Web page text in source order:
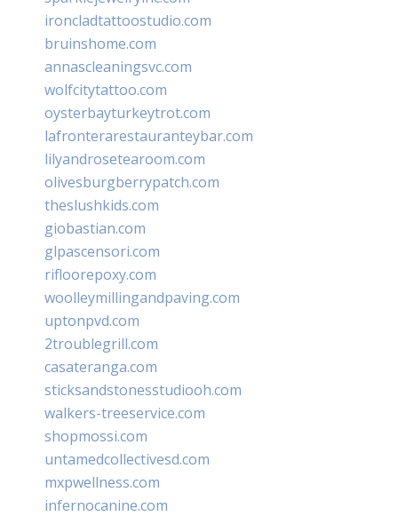
ironcladtattoostudio.com
bruinshome.com
annascleaningsvc.com
wolfcitytattoo.com
oysterbayturkeytrot.com
lafronterarestauranteybar.com
lilyandrosetearoom.com
olivesburgberrypatch.com
theslushkids.com
giobastian.com
glpascensori.com
rifloorepoxy.com
woolleymillingandpaving.com
uptonpvd.com
2troublegrill.com
casateranga.com
sticksandstonesstudiooh.com
walkers-treeservice.com
shopmossi.com
untamedcollectivesd.com
mxpwellness.com
infernocanine.com